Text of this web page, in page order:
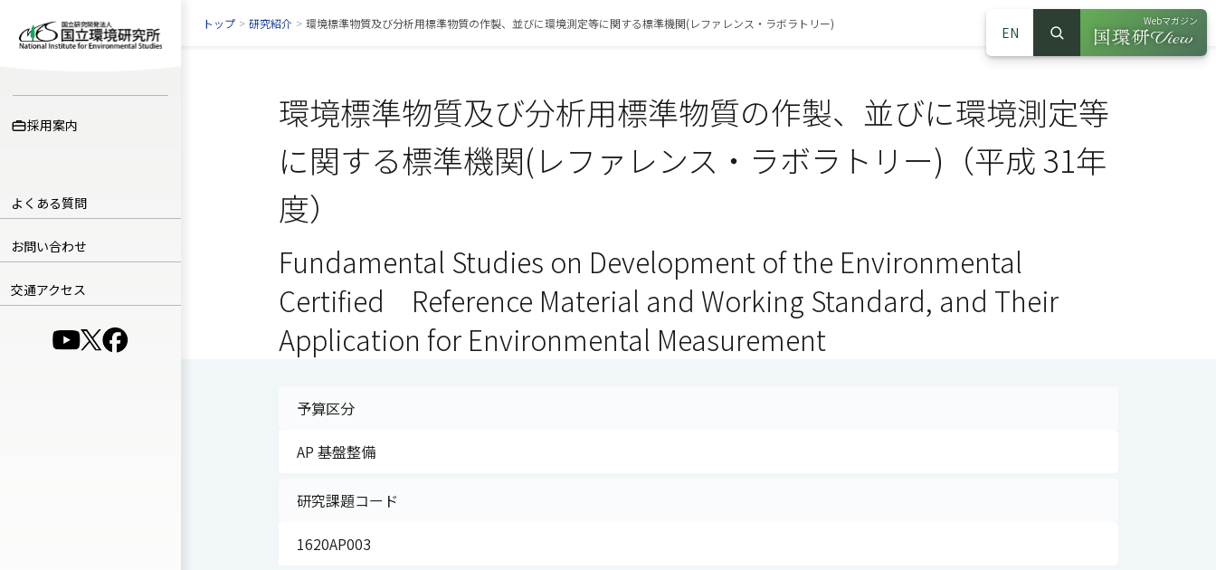
採用案内
よくある質問
お問い合わせ
交通アクセス
（別ウインドウで開きます）
（別ウインドウで開きます）
（別ウインドウで開きます）
EN
サイト内検索
検索
Webマガジン
（別ウインドウ
トップ > 研究紹介 > 環境標準物質及び分析用標準物質の作製、並びに環境測定等に関する標準機関(レファレンス・ラボラトリー)
環境標準物質及び分析用標準物質の作製、並びに環境測定等
に関する標準機関(レファレンス・ラボラトリー)（平成 31年
度）
Fundamental Studies on Development of the Environmental
Certified Reference Material and Working Standard, and Their
Application for Environmental Measurement
予算区分
AP 基盤整備
研究課題コード
1620AP003